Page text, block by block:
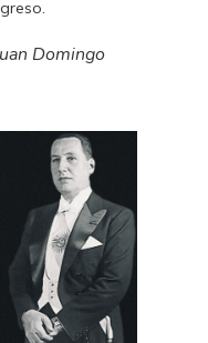
Domingo